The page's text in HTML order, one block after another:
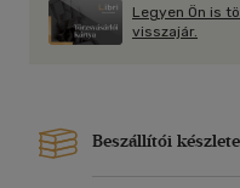
Legyen Ön is
visszajár.
Beszállítói